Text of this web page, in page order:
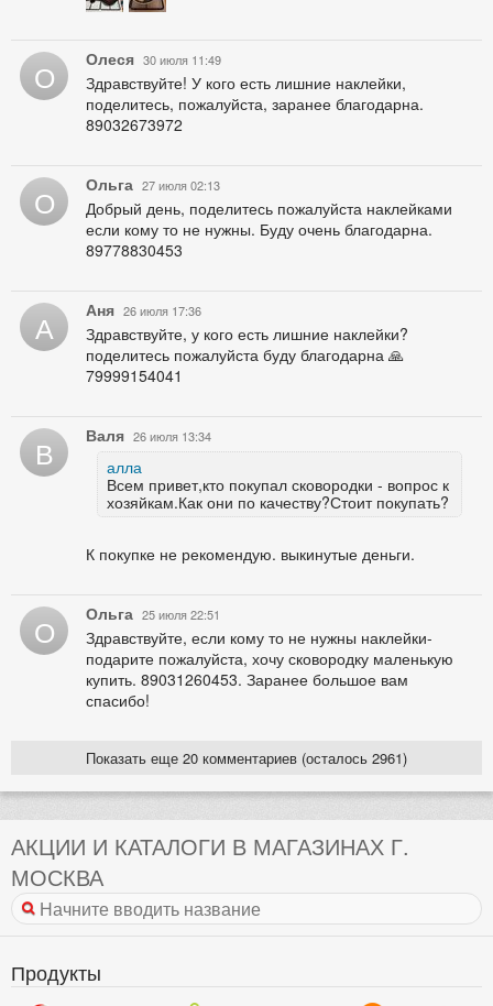
О Олеся 30 июля 11:49
Здравствуйте! У кого есть лишние наклейки,
поделитесь, пожалуйста, заранее благодарна.
89032673972
О Ольга 27 июля 02:13
Добрый день, поделитесь пожалуйста наклейками
если кому то не нужны. Буду очень благодарна.
89778830453
А Аня 26 июля 17:36
Здравствуйте, у кого есть лишние наклейки?
поделитесь пожалуйста буду благодарна 🙏
79999154041
В Валя 26 июля 13:34
алла
Всем привет,кто покупал сковородки - вопрос к
хозяйкам.Как они по качеству?Стоит покупать?
К покупке не рекомендую. выкинутые деньги.
О Ольга 25 июля 22:51
Здравствуйте, если кому то не нужны наклейки-
подарите пожалуйста, хочу сковородку маленькую
купить. 89031260453. Заранее большое вам
спасибо!
Показать еще 20 комментариев (осталось 2961)
АКЦИИ И КАТАЛОГИ В МАГАЗИНАХ Г.
МОСКВА
Продукты